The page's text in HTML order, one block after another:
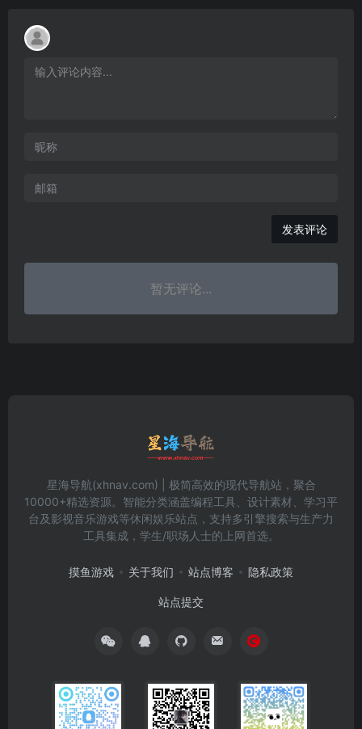
发表评论
暂无评论...
星海导航(xhnav.com) | 极简高效的现代导航站，聚合
10000+精选资源。智能分类涵盖编程工具、设计素材、学习平
台及影视音乐游戏等休闲娱乐站点，支持多引擎搜索与生产力
工具集成，学生/职场人士的上网首选。
摸鱼游戏 关于我们 站点博客 隐私政策
站点提交